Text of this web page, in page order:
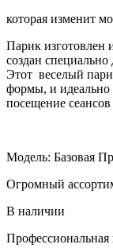
которая изменит
Парик изготовлен
создан
Этот веселый
формы, и идеально
посещение
Модель: Базовая
Огромный
В наличии
Профессиональная